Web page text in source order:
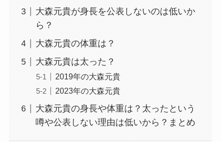
大森元貴が身長を公表しないのは低いか
ら？
大森元貴の体重は？
大森元貴は太った？
2019年の大森元貴
2023年の大森元貴
大森元貴の身長や体重は？太ったという
噂や公表しない理由は低いから？まとめ